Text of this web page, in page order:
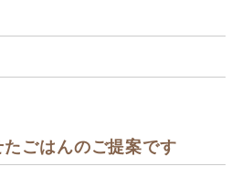
ごはんのご提案です